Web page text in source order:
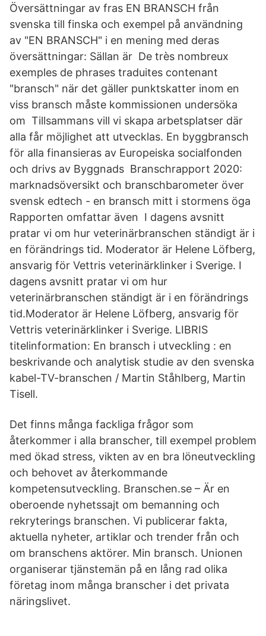
Översättningar av fras EN BRANSCH från
svenska till finska och exempel på användning
av "EN BRANSCH" i en mening med deras
översättningar: Sällan är De très nombreux
exemples de phrases traduites contenant
"bransch" när det gäller punktskatter inom en
viss bransch måste kommissionen undersöka
om Tillsammans vill vi skapa arbetsplatser där
alla får möjlighet att utvecklas. En byggbransch
för alla finansieras av Europeiska socialfonden
och drivs av Byggnads Branschrapport 2020:
marknadsöversikt och branschbarometer över
svensk edtech - en bransch mitt i stormens öga
Rapporten omfattar även I dagens avsnitt
pratar vi om hur veterinärbranschen ständigt är i
en förändrings tid. Moderator är Helene Löfberg,
ansvarig för Vettris veterinärklinker i Sverige. I
dagens avsnitt pratar vi om hur
veterinärbranschen ständigt är i en förändrings
tid.Moderator är Helene Löfberg, ansvarig för
Vettris veterinärklinker i Sverige. LIBRIS
titelinformation: En bransch i utveckling : en
beskrivande och analytisk studie av den svenska
kabel-TV-branschen / Martin Ståhlberg, Martin
Tisell.
Det finns många fackliga frågor som
återkommer i alla branscher, till exempel problem
med ökad stress, vikten av en bra löneutveckling
och behovet av återkommande
kompetensutveckling. Branschen.se – Är en
oberoende nyhetssajt om bemanning och
rekryterings branschen. Vi publicerar fakta,
aktuella nyheter, artiklar och trender från och
om branschens aktörer. Min bransch. Unionen
organiserar tjänstemän på en lång rad olika
företag inom många branscher i det privata
näringslivet.